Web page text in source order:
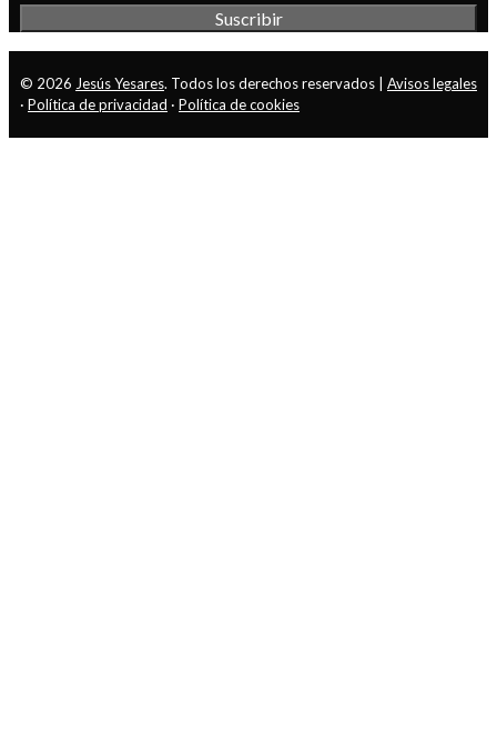
© 2026 Jesús Yesares. Todos los derechos reservados | Avisos legales
· Política de privacidad · Política de cookies